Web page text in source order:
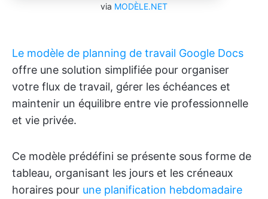
via MODÈLE.NET
Le modèle de planning de travail Google Docs
offre une solution simplifiée pour organiser
votre flux de travail, gérer les échéances et
maintenir un équilibre entre vie professionnelle
et vie privée.
Ce modèle prédéfini se présente sous forme de
tableau, organisant les jours et les créneaux
horaires pour une planification hebdomadaire